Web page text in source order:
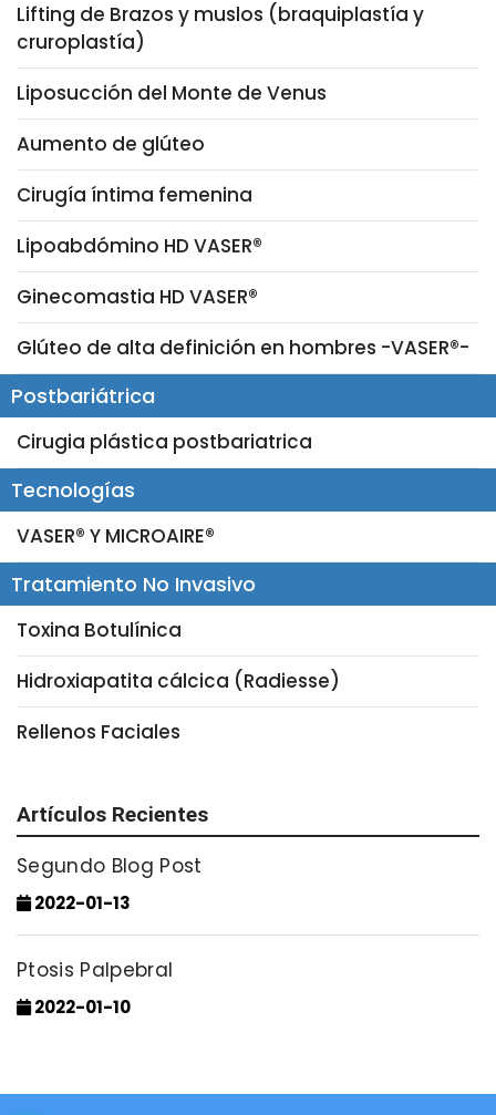
Lifting de Brazos y muslos (braquiplastía y
cruroplastía)
Liposucción del Monte de Venus
Aumento de glúteo
Cirugía íntima femenina
Lipoabdómino HD VASER®
Ginecomastia HD VASER®
Glúteo de alta definición en hombres -VASER®-
Postbariátrica
Cirugia plástica postbariatrica
Tecnologías
VASER® Y MICROAIRE®
Tratamiento No Invasivo
Toxina Botulínica
Hidroxiapatita cálcica (Radiesse)
Rellenos Faciales
Artículos Recientes
Segundo Blog Post
2022-01-13
Ptosis Palpebral
2022-01-10